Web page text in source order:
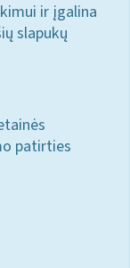
ir įgalina
slapukų
patirties